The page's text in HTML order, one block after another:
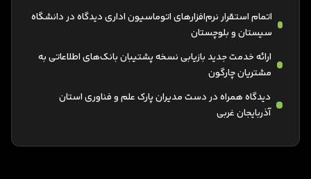
اتمام استقرار نرم‌افزارهای اتوماسیون اداری دیدگاه در دانشگاه
سيستان و بلوچستان
ارائه خدمت جدید بازیابی نسخه پشتیبان بانک‌های اطلاعاتی به
مشتریان چارگون
دیدگاه همراه در دست مدیران پارک علم و فناوری استان
آذربایجان غربی